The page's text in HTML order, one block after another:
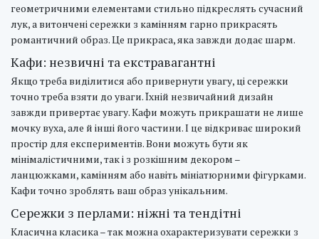
геометричними елементами стильно підкреслять сучасний
лук, а витончені сережки з камінням гарно прикрасять
романтичний образ. Це прикраса, яка завжди додає шарм.
Кафи: незвичні та екстравагантні
Якщо треба виділитися або привернути увагу, ці сережки
точно треба взяти до уваги. Їхній незвичайний дизайн
завжди привертає увагу. Кафи можуть прикрашати не лише
мочку вуха, але й інші його частини. І це відкриває широкий
простір для експериментів. Вони можуть бути як
мінімалістичними, так і з розкішним декором –
ланцюжками, камінням або навіть мініатюрними фігурками.
Кафи точно зроблять ваш образ унікальним.
Сережки з перлами: ніжні та тендітні
Класична класика – так можна охарактеризувати сережки з